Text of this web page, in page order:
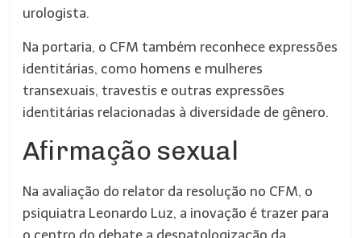
urologista.
Na portaria, o CFM também reconhece expressões
identitárias, como homens e mulheres
transexuais, travestis e outras expressões
identitárias relacionadas à diversidade de gênero.
Afirmação sexual
Na avaliação do relator da resolução no CFM, o
psiquiatra Leonardo Luz, a inovação é trazer para
o centro do debate a despatologização da